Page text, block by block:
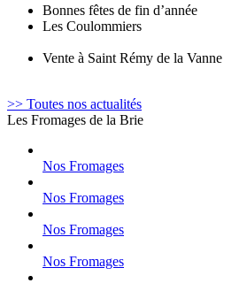
Bonnes fêtes de fin d’année
Les Coulommiers
Vente à Saint Rémy de la Vanne
>> Toutes nos actualités
Les Fromages de la Brie
Nos Fromages
Nos Fromages
Nos Fromages
Nos Fromages